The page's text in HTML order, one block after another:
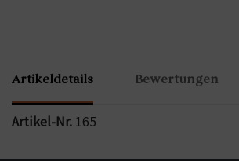
Artikeldetails Bewertungen
Artikel-Nr. 165